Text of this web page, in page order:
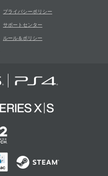
プライバシーポリシー
サポートセンター
ルール＆ポリシー